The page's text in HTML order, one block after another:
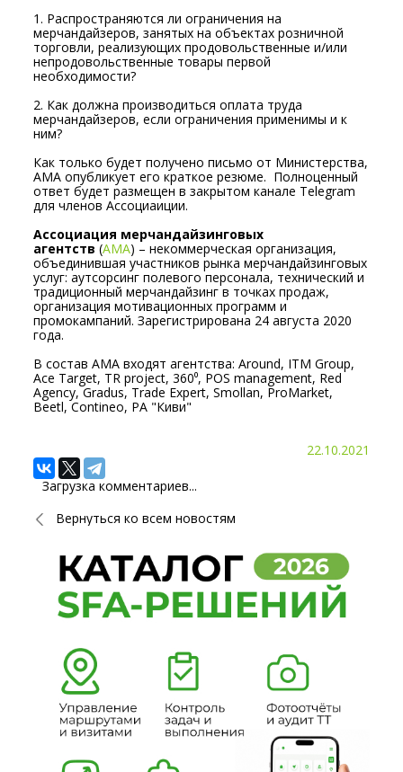
1. Распространяются ли ограничения на
мерчандайзеров, занятых на объектах розничной
торговли, реализующих продовольственные и/или
непродовольственные товары первой
необходимости?
2. Как должна производиться оплата труда
мерчандайзеров, если ограничения применимы и к
ним?
Как только будет получено письмо от Министерства,
АМА опубликует его краткое резюме. Полноценный
ответ будет размещен в закрытом канале Telegram
для членов Ассоциаиции.
Ассоциация мерчандайзинговых
агентств (АМА) – некоммерческая организация,
объединившая участников рынка мерчандайзинговых
услуг: аутсорсинг полевого персонала, технический и
традиционный мерчандайзинг в точках продаж,
организация мотивационных программ и
промокампаний. Зарегистрирована 24 августа 2020
года.
В состав АМА входят агентства: Around, ITM Group,
Ace Target, TR project, 360⁰, POS management, Red
Agency, Gradus, Trade Expert, Smollan, ProMarket,
Beetl, Contineo, РА "Киви"
22.10.2021
Загрузка комментариев...
Вернуться ко всем новостям